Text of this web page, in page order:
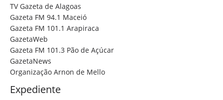
TV Gazeta de Alagoas
Gazeta FM 94.1 Maceió
Gazeta FM 101.1 Arapiraca
GazetaWeb
Gazeta FM 101.3 Pão de Açúcar
GazetaNews
Organização Arnon de Mello
Expediente